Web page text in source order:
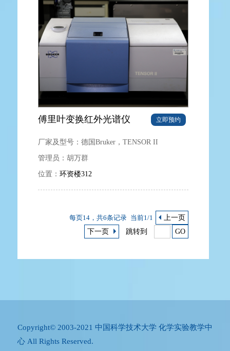
傅里叶变换红外光谱仪 立即预约
厂家及型号： 德国Bruker，TENSOR II
管理员： 胡万群
位置： 环资楼312
每页14，共6条记录 当前1/1
上一页
下一页
跳转到 GO
Copyright© 2003-2021 中国科学技术大学 化学实验教学中
心 All Rights Reserved.